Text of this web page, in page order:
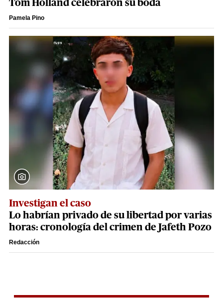
Tom Holland celebraron su boda
Pamela Pino
Investigan el caso
Lo habrían privado de su libertad por varias
horas: cronología del crimen de Jafeth Pozo
Redacción